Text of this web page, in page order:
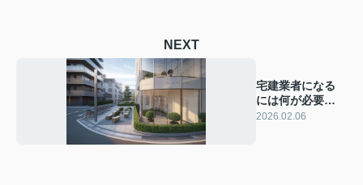
NEXT
宅建業者になる
には何が必要？
宅建業や不動産
2026.02.06